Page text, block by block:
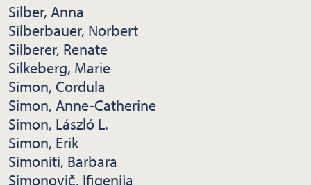
Silber, Anna
Silberbauer, Norbert
Silberer, Renate
Silkeberg, Marie
Simon, Cordula
Simon, Anne-Catherine
Simon, László L.
Simon, Erik
Simoniti, Barbara
Simonovič, Ifigenija